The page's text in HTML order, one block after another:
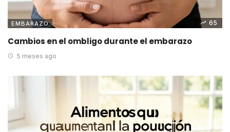
EMBARAZO 65
Cambios en el ombligo durante el embarazo
5 meses ago